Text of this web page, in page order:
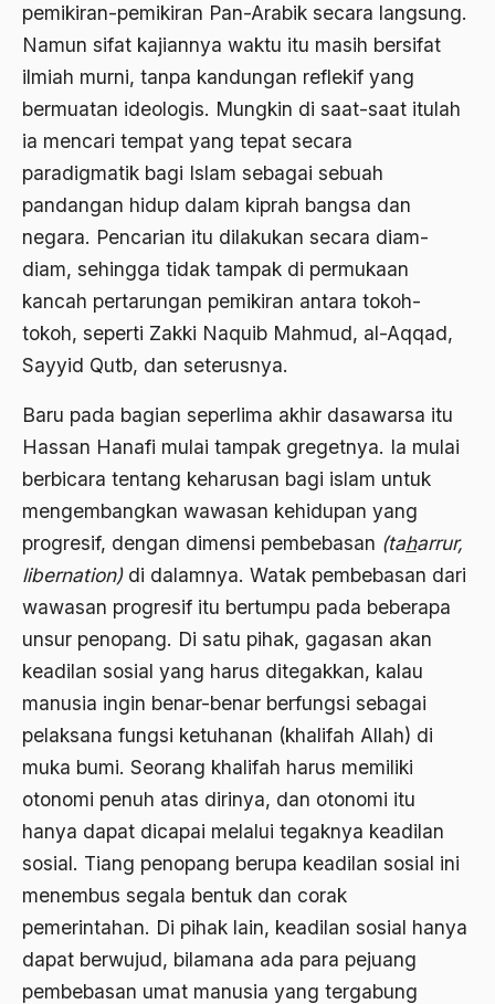
pemikiran-pemikiran Pan-Arabik secara langsung.
Namun sifat kajiannya waktu itu masih bersifat
ilmiah murni, tanpa kandungan reflekif yang
bermuatan ideologis. Mungkin di saat-saat itulah
ia mencari tempat yang tepat secara
paradigmatik bagi Islam sebagai sebuah
pandangan hidup dalam kiprah bangsa dan
negara. Pencarian itu dilakukan secara diam-
diam, sehingga tidak tampak di permukaan
kancah pertarungan pemikiran antara tokoh-
tokoh, seperti Zakki Naquib Mahmud, al-Aqqad,
Sayyid Qutb, dan seterusnya.
Baru pada bagian seperlima akhir dasawarsa itu
Hassan Hanafi mulai tampak gregetnya. Ia mulai
berbicara tentang keharusan bagi islam untuk
mengembangkan wawasan kehidupan yang
progresif, dengan dimensi pembebasan (taharrur,
libernation)di dalamnya. Watak pembebasan dari
wawasan progresif itu bertumpu pada beberapa
unsur penopang. Di satu pihak, gagasan akan
keadilan sosial yang harus ditegakkan, kalau
manusia ingin benar-benar berfungsi sebagai
pelaksana fungsi ketuhanan (khalifah Allah) di
muka bumi. Seorang khalifah harus memiliki
otonomi penuh atas dirinya, dan otonomi itu
hanya dapat dicapai melalui tegaknya keadilan
sosial. Tiang penopang berupa keadilan sosial ini
menembus segala bentuk dan corak
pemerintahan. Di pihak lain, keadilan sosial hanya
dapat berwujud, bilamana ada para pejuang
pembebasan umat manusia yang tergabung
ahli fikih
Ahli Ilmu Agama
Ahli waris
ahlul sunnah wal jamaah
Ahlussunnah Wal jamaah
Ahmad Benbella
Ahmad Daudy
Ahmad Dhani
Ahmad Khomeini
Ahmad Syafi’i Ma’arif
Ahmad Tirtisudiro
ahmad wahib
Ahmad Wahid
Ahmadiyah
AIDS
Airport
Airport Changi
Airport Noto Hadi Negoro
Ajaran AGama
Ajaran Agama Islam
Ajaran Islam
ajaran kemasyarakatan